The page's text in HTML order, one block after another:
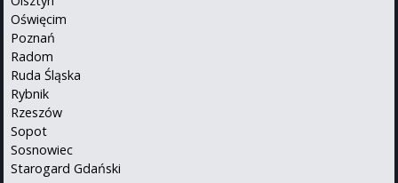
Oświęcim
Poznań
Radom
Ruda Śląska
Rybnik
Rzeszów
Sopot
Sosnowiec
Starogard Gdański